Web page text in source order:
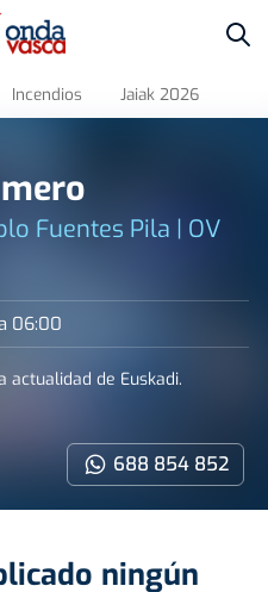
Incendios Jaiak 2026
Fuentes Pila | OV
06:00
de Euskadi.
688 854 852
ningún